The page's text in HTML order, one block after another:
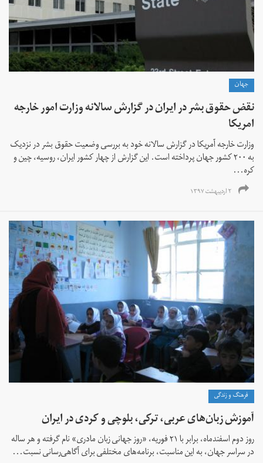
جهان
نقض حقوق بشر در ایران در گزارش سالانه وزارت امور خارجه
امریکا
وزارت خارجه آمریکا در گزارش سالانه‌ خود به بررسی وضعیت حقوق بشر در نزدیک
به ۲۰۰ کشور جهان پرداخته است. این گزارش از چهار کشور ایران، روسیه، چین و
کره...
۲ اردیبهشت ۱۳۹۷
فرهنگ و زندگی
آموزش زبان‌های عربی، ترکی، بلوچی و کردی در ایران
روز دوم اسفندماه، برابر با ۲۱ فوریه، «روز جهانی زبان مادری» نام گرفته و هر ساله
در سراسر جهان، به این مناسبت، برنامه‌های مختلفی برای آگاهی‌رسانی نسبت...